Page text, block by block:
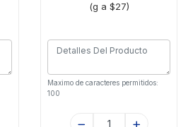
(g a $27)
Maximo de caracteres permitidos:
100